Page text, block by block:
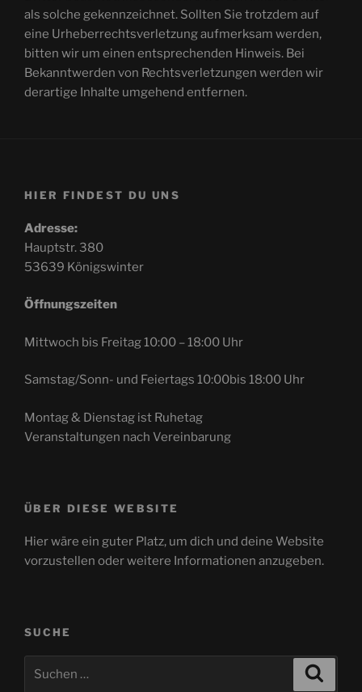
als solche gekennzeichnet. Sollten Sie trotzdem auf
eine Urheberrechtsverletzung aufmerksam werden,
bitten wir um einen entsprechenden Hinweis. Bei
Bekanntwerden von Rechtsverletzungen werden wir
derartige Inhalte umgehend entfernen.
HIER FINDEST DU UNS
Adresse:
Hauptstr. 380
53639 Königswinter
Öffnungszeiten
Mittwoch bis Freitag 10:00 – 18:00 Uhr
Samstag/Sonn- und Feiertags 10:00bis 18:00 Uhr
Montag & Dienstag ist Ruhetag
Veranstaltungen nach Vereinbarung
ÜBER DIESE WEBSITE
Hier wäre ein guter Platz, um dich und deine Website
vorzustellen oder weitere Informationen anzugeben.
SUCHE